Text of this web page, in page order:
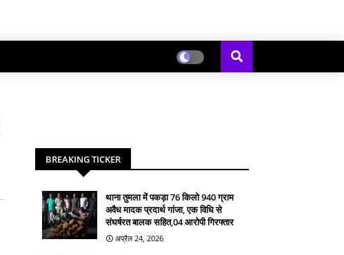
BREAKING TICKER
थाना तुमला में पकड़ा 76 किलो 940 ग्राम
अवैध मादक प्रदार्थ गांजा, एक विधि से
संघर्षरत बालक सहित,04 आरोपी गिरफ्तार
अप्रैल 24, 2026